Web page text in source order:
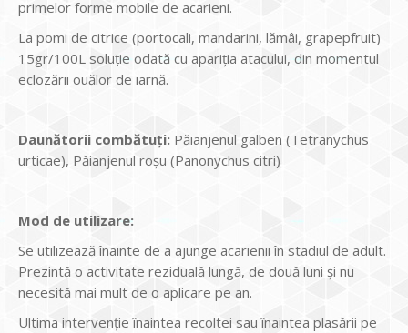
primelor forme mobile de acarieni.
La pomi de citrice (portocali, mandarini, lămâi, grapepfruit)
15gr/100L soluţie odată cu apariția atacului, din momentul
eclozării ouălor de iarnă.
Daunătorii combătuţi: Păianjenul galben (Tetranychus
urticae), Păianjenul roșu (Panonychus citri)
Mod de utilizare:
Se utilizează înainte de a ajunge acarienii în stadiul de adult.
Prezintă o activitate reziduală lungă, de două luni și nu
necesită mai mult de o aplicare pe an.
Ultima intervenție înaintea recoltei sau înaintea plasării pe